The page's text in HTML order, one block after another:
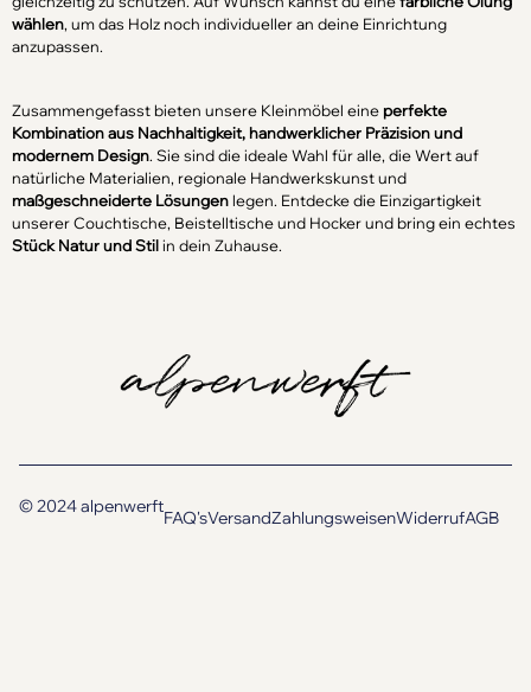
wählen, um das Holz noch individueller an deine Einrichtung
anzupassen.
Zusammengefasst bieten unsere Kleinmöbel eineperfekte
Kombination aus Nachhaltigkeit, handwerklicher Präzision und
modernem Design. Sie sind die ideale Wahl für alle, die Wert auf
natürliche Materialien, regionale Handwerkskunst und
maßgeschneiderte Lösungenlegen. Entdecke die Einzigartigkeit
unserer Couchtische, Beistelltische und Hocker und bring ein echtes
Stück Natur und Stilin dein Zuhause.
© 2024 alpenwerft
FAQ'sVersandZahlungsweisenWiderrufAGB